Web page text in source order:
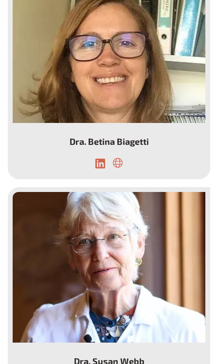
Dra. Betina Biagetti
Endocrinóloga.
Dra. Susan Webb